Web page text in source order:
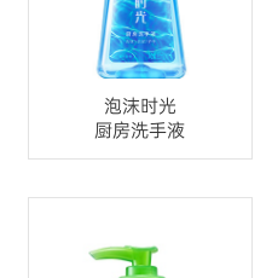
泡沫时光
厨房洗手液